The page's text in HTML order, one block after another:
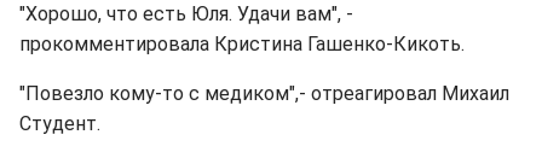
"Хорошо, что есть Юля. Удачи вам", -
прокомментировала Кристина Гашенко-Кикоть.
"Повезло кому-то с медиком",- отреагировал Михаил
Студент.